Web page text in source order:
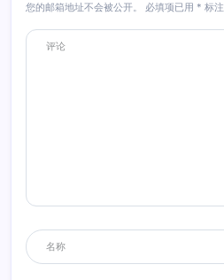
天津小yu 2012年12月19日 11:47
是啊，沙漠地區挡泥板用不上，呵呵！
您的邮箱地址不会被公开。 必填项已用 * 标注